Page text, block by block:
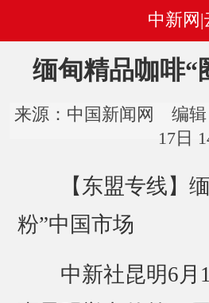
中新网|
缅甸精品咖啡“
来源：中国新闻网 编
17日
【东盟专线】缅
粉”中国市场
中新社昆明6月